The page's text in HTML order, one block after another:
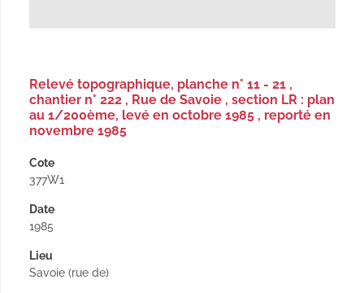
Relevé topographique, planche n° 11 - 21 ,
chantier n° 222 , Rue de Savoie , section LR : plan
au 1/200ème, levé en octobre 1985 , reporté en
novembre 1985
Cote
377W1
Date
1985
Lieu
Savoie (rue de)